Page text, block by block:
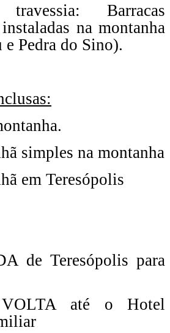
Barracas
na montanha
Pedra do Sino).
simples na montanha
em Teresópolis
de Teresópolis para
até o Hotel